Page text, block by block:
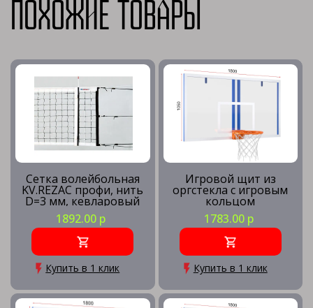
Похожие товары
Сетка волейбольная
KV.REZAC профи, нить
D=3 мм, кевларовый
трос
1892.00 р
Купить в 1 клик
Игровой щит из
оргстекла с игровым
кольцом
1783.00 р
Купить в 1 клик